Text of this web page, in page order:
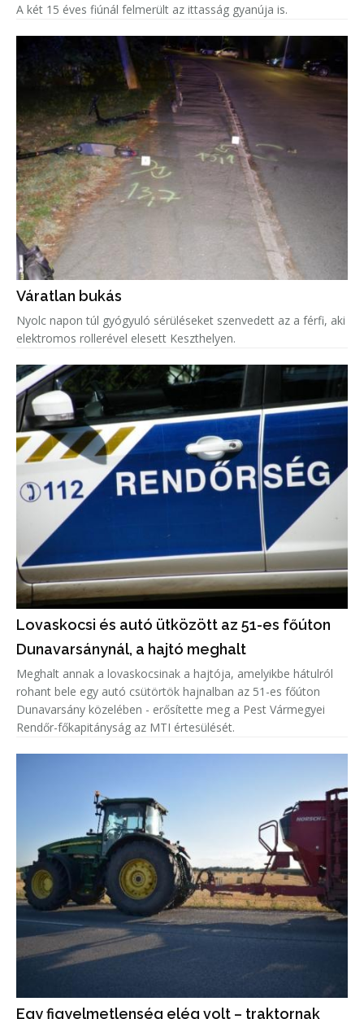
A két 15 éves fiúnál felmerült az ittasság gyanúja is.
Váratlan bukás
Nyolc napon túl gyógyuló sérüléseket szenvedett az a férfi, aki
elektromos rollerével elesett Keszthelyen.
Lovaskocsi és autó ütközött az 51-es főúton
Dunavarsánynál, a hajtó meghalt
Meghalt annak a lovaskocsinak a hajtója, amelyikbe hátulról
rohant bele egy autó csütörtök hajnalban az 51-es főúton
Dunavarsány közelében - erősítette meg a Pest Vármegyei
Rendőr-főkapitányság az MTI értesülését.
Egy figyelmetlenség elég volt – traktornak